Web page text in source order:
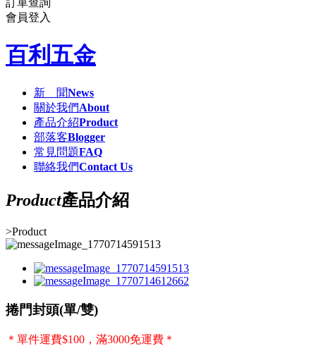
會員登入
百利五金
新 聞News
關於我們About
產品介紹Product
部落客Blogger
常見問題FAQ
聯絡我們Contact Us
Product產品介紹
>Product
捲門封頭(單/雙)
＊單件運費$100，滿3000免運費＊